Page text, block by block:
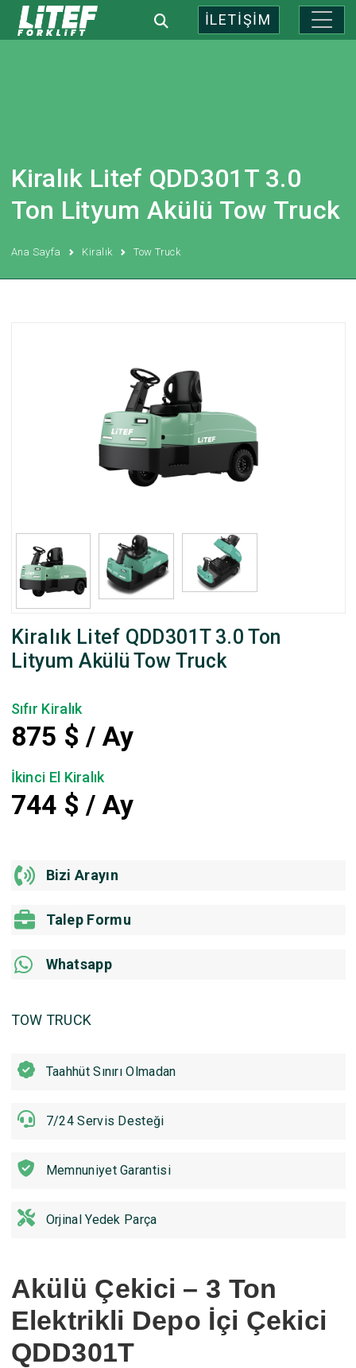
İLETİŞİM
Kiralık Litef QDD301T 3.0
Ton Lityum Akülü Tow Truck
Ana Sayfa Kiralık Tow Truck
Kiralık Litef QDD301T 3.0 Ton
Lityum Akülü Tow Truck
Sıfır Kiralık
875 $ / Ay
İkinci El Kiralık
744 $ / Ay
Bizi Arayın
Talep Formu
Whatsapp
TOW TRUCK
Taahhüt Sınırı Olmadan
7/24 Servis Desteği
Memnuniyet Garantisi
Orjinal Yedek Parça
Akülü Çekici – 3 Ton
Elektrikli Depo İçi Çekici
QDD301T